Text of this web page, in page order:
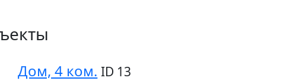
Дом, 4 ком. ID 13